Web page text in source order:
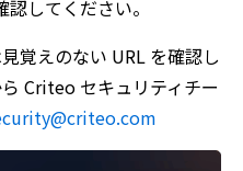
してください。
覚えのない URL を確認し
Criteo セキュリティチー